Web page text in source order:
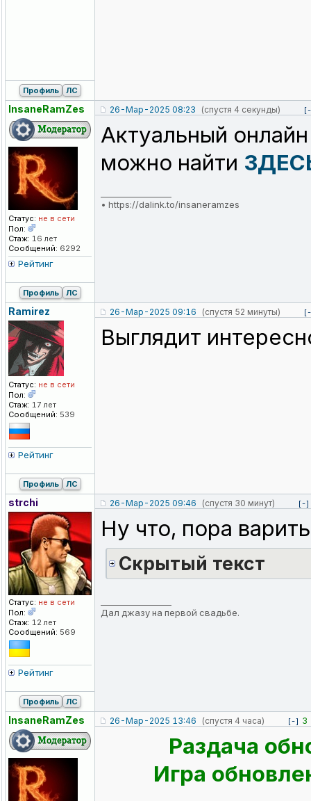
Профиль ЛС
InsaneRamZes
Статус: не в сети
Пол:
Стаж: 16 лет
Сообщений: 6292
Рейтинг
26-Мар-2025 08:23 (спустя 4 секунды)
Актуальный
можно найти
• https://dalink.to/insaneramzes
Профиль ЛС
Ramirez
Статус: не в сети
Пол:
Стаж: 17 лет
Сообщений: 539
Рейтинг
26-Мар-2025 09:16 (спустя 52 минуты)
Выглядит
Профиль ЛС
strchi
Статус: не в сети
Пол:
Стаж: 12 лет
Сообщений: 569
Рейтинг
26-Мар-2025 09:46 (спустя 30 минут) [-]
Ну что, пора
Cкрытый текст
Дал джазу на первой свадьбе.
Профиль ЛС
InsaneRamZes 26-Мар-2025 13:46 (спустя 4 часа) [-] 3
Раздача
Игра